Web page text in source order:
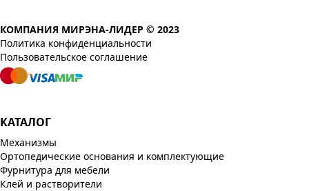
КОМПАНИЯ МИРЭНА-ЛИДЕР © 2023
Политика конфиденциальности
Пользовательское соглашение
КАТАЛОГ
Механизмы
Ортопедические основания и комплектующие
Фурнитура для мебели
Клей и растворители